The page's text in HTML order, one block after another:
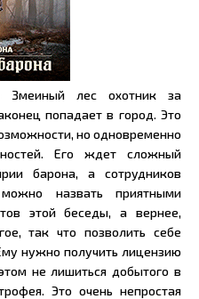
Змеиный лес охотник за
попадает в город. Это
но одновременно
Его ждет сложный
барона, а сотрудников
назвать приятными
этой беседы, а вернее,
так что позволить себе
нужно получить лицензию
не лишиться добытого в
Это очень непростая